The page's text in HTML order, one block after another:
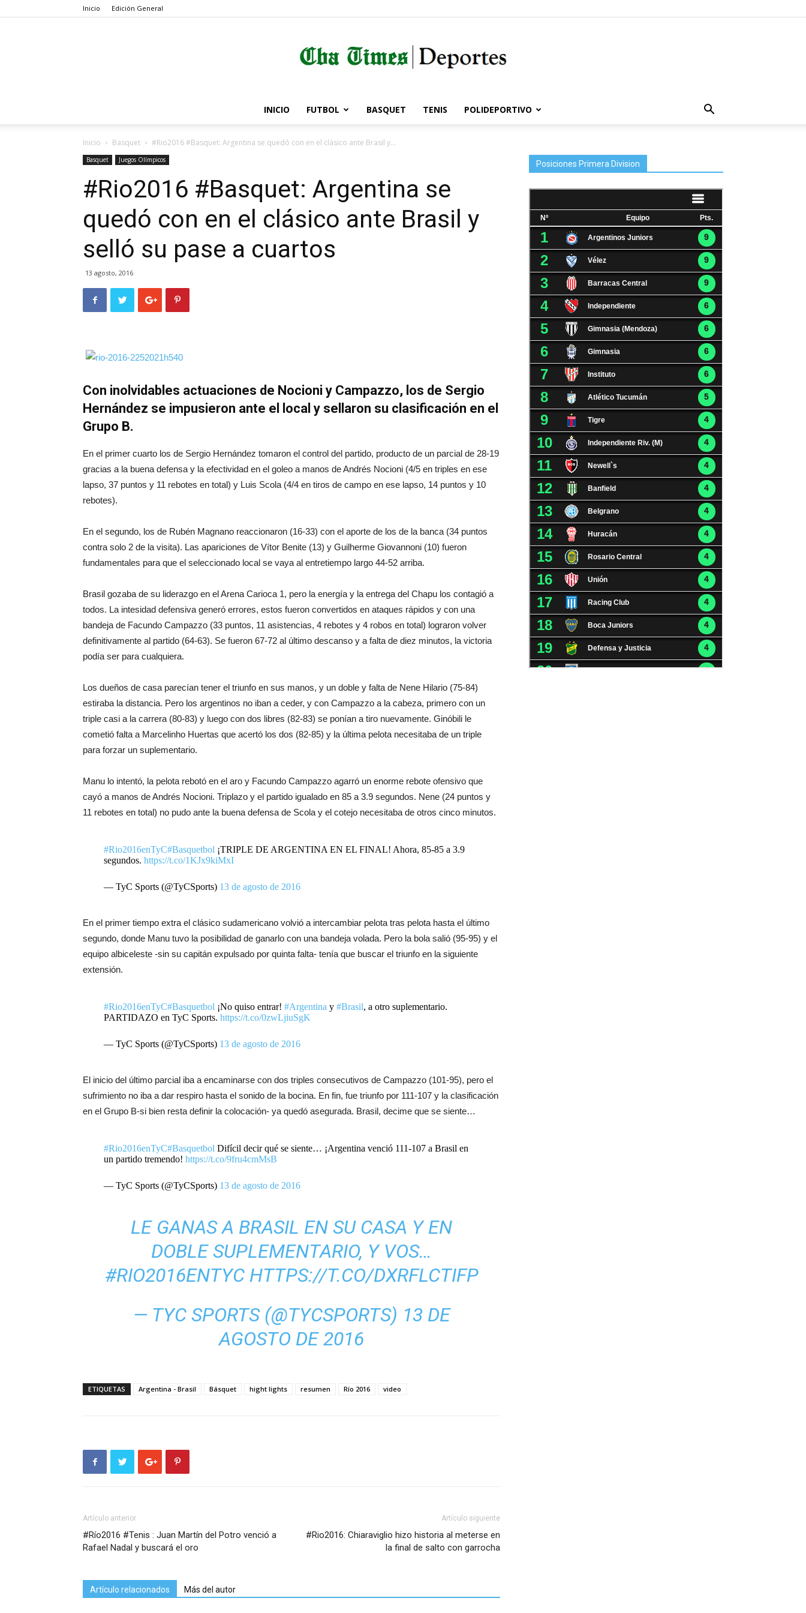
Inicio Edición General
Córdoba
Times
INICIO FUTBOL BASQUET TENIS POLIDEPORTIVO
Inicio Basquet #Rio2016 #Basquet: Argentina se quedó con en el clásico ante Brasil y...
Basquet Juegos Olímpicos
#Rio2016 #Basquet: Argentina se
quedó con en el clásico ante Brasil y
selló su pase a cuartos
13 agosto, 2016
Con inolvidables actuaciones de Nocioni y Campazzo, los de Sergio
Hernández se impusieron ante el local y sellaron su clasificación en el
Grupo B.
En el primer cuarto los de Sergio Hernández tomaron el control del partido, producto de un parcial de 28-19
gracias a la buena defensa y la efectividad en el goleo a manos de Andrés Nocioni (4/5 en triples en ese
lapso, 37 puntos y 11 rebotes en total) y Luis Scola (4/4 en tiros de campo en ese lapso, 14 puntos y 10
rebotes).
En el segundo, los de Rubén Magnano reaccionaron (16-33) con el aporte de los de la banca (34 puntos
contra solo 2 de la visita). Las apariciones de Vítor Benite (13) y Guilherme Giovannoni (10) fueron
fundamentales para que el seleccionado local se vaya al entretiempo largo 44-52 arriba.
Brasil gozaba de su liderazgo en el Arena Carioca 1, pero la energía y la entrega del Chapu los contagió a
todos. La intesidad defensiva generó errores, estos fueron convertidos en ataques rápidos y con una
bandeja de Facundo Campazzo (33 puntos, 11 asistencias, 4 rebotes y 4 robos en total) lograron volver
definitivamente al partido (64-63). Se fueron 67-72 al último descanso y a falta de diez minutos, la victoria
podía ser para cualquiera.
Los dueños de casa parecían tener el triunfo en sus manos, y un doble y falta de Nene Hilario (75-84)
estiraba la distancia. Pero los argentinos no iban a ceder, y con Campazzo a la cabeza, primero con un
triple casi a la carrera (80-83) y luego con dos libres (82-83) se ponían a tiro nuevamente. Ginóbili le
cometió falta a Marcelinho Huertas que acertó los dos (82-85) y la última pelota necesitaba de un triple
para forzar un suplementario.
Manu lo intentó, la pelota rebotó en el aro y Facundo Campazzo agarró un enorme rebote ofensivo que
cayó a manos de Andrés Nocioni. Triplazo y el partido igualado en 85 a 3.9 segundos. Nene (24 puntos y
11 rebotes en total) no pudo ante la buena defensa de Scola y el cotejo necesitaba de otros cinco minutos.
#Rio2016enTyC#Basquetbol ¡TRIPLE DE ARGENTINA EN EL FINAL! Ahora, 85-85 a 3.9
segundos. https://t.co/1KJx9kiMxI
— TyC Sports (@TyCSports) 13 de agosto de 2016
En el primer tiempo extra el clásico sudamericano volvió a intercambiar pelota tras pelota hasta el último
segundo, donde Manu tuvo la posibilidad de ganarlo con una bandeja volada. Pero la bola salió (95-95) y el
equipo albiceleste -sin su capitán expulsado por quinta falta- tenía que buscar el triunfo en la siguiente
extensión.
#Rio2016enTyC#Basquetbol ¡No quiso entrar! #Argentina y #Brasil, a otro suplementario.
PARTIDAZO en TyC Sports. https://t.co/0zwLjiuSgK
— TyC Sports (@TyCSports) 13 de agosto de 2016
El inicio del último parcial iba a encaminarse con dos triples consecutivos de Campazzo (101-95), pero el
sufrimiento no iba a dar respiro hasta el sonido de la bocina. En fin, fue triunfo por 111-107 y la clasificación
en el Grupo B-si bien resta definir la colocación- ya quedó asegurada. Brasil, decime que se siente…
#Rio2016enTyC#Basquetbol Difícil decir qué se siente… ¡Argentina venció 111-107 a Brasil en
un partido tremendo! https://t.co/9fru4cmMsB
— TyC Sports (@TyCSports) 13 de agosto de 2016
LE GANAS A BRASIL EN SU CASA Y EN
DOBLE SUPLEMENTARIO, Y VOS…
#RIO2016ENTYC HTTPS://T.CO/DXRFLCTIFP
— TYC SPORTS (@TYCSPORTS) 13 DE
AGOSTO DE 2016
ETIQUETAS Argentina - Brasil Básquet hight lights resumen Río 2016 video
Artículo anterior
#Río2016 #Tenis : Juan Martín del Potro venció a
Rafael Nadal y buscará el oro
Artículo siguiente
#Rio2016: Chiaraviglio hizo historia al meterse en
la final de salto con garrocha
Artículo relacionados Más del autor
Posiciones Primera Division